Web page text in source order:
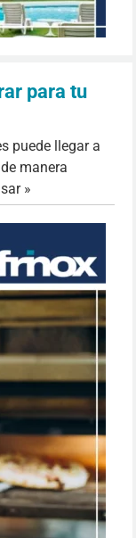
para tu
puede llegar a
manera
»